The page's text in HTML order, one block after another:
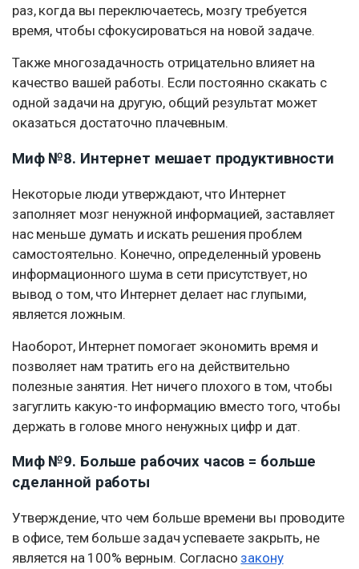
раз, когда вы переключаетесь, мозгу требуется
время, чтобы сфокусироваться на новой задаче.
Также многозадачность отрицательно влияет на
качество вашей работы. Если постоянно скакать с
одной задачи на другую, общий результат может
оказаться достаточно плачевным.
Миф №8. Интернет мешает продуктивности
Некоторые люди утверждают, что Интернет
заполняет мозг ненужной информацией, заставляет
нас меньше думать и искать решения проблем
самостоятельно. Конечно, определенный уровень
информационного шума в сети присутствует, но
вывод о том, что Интернет делает нас глупыми,
является ложным.
Наоборот, Интернет помогает экономить время и
позволяет нам тратить его на действительно
полезные занятия. Нет ничего плохого в том, чтобы
загуглить какую-то информацию вместо того, чтобы
держать в голове много ненужных цифр и дат.
Миф №9. Больше рабочих часов = больше
сделанной работы
Утверждение, что чем больше времени вы проводите
в офисе, тем больше задач успеваете закрыть, не
является на 100% верным. Согласно закону